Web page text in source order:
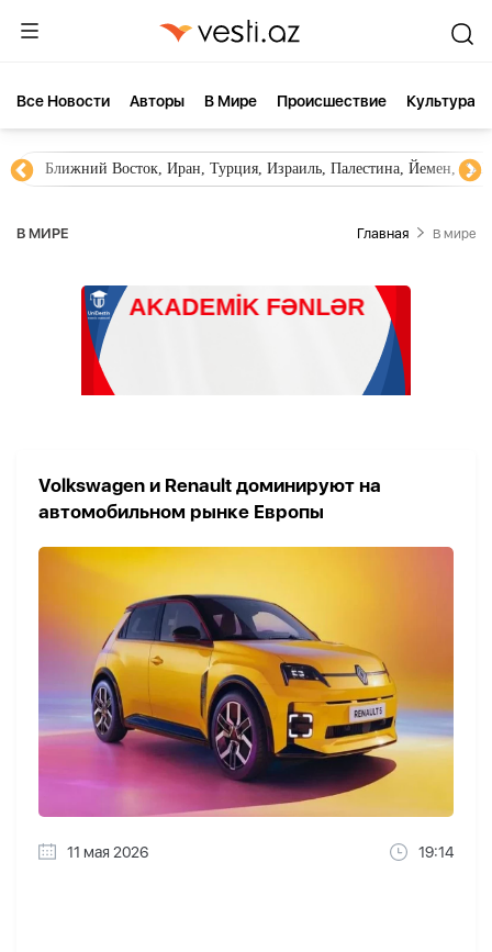
Все Новости Aвторы В Мире Происшествие Культура
Ближний Восток, Иран, Турция, Израиль, Палестина, Йемен,
В МИРЕ Главная В мире
Volkswagen и Renault доминируют на
автомобильном рынке Европы
11 мая 2026 19:14